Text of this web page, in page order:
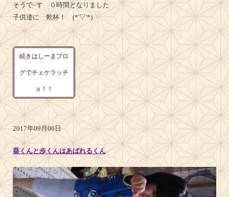
そうで~す ０時間となりました
子供達に 乾杯！ (*'▽'*)
続きはしーまブロ
グでチェケラッチ
ョ！！
2017年09月06日
葵くんと歩くんはあばれるくん